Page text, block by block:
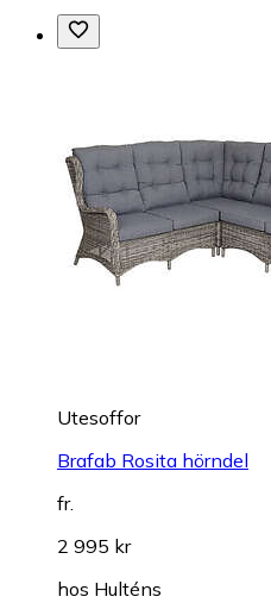
Utesoffor
Brafab Rosita hörndel
fr.
2 995 kr
hos Hulténs